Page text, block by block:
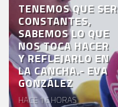
TENEMOS QUE SER
CONSTANTES,
SABEMOS LO QUE
NOS TOCA HACER
Y REFLEJARLO EN
LA CANCHA.- EVA
GONZÁLEZ
HACE 16 HORAS